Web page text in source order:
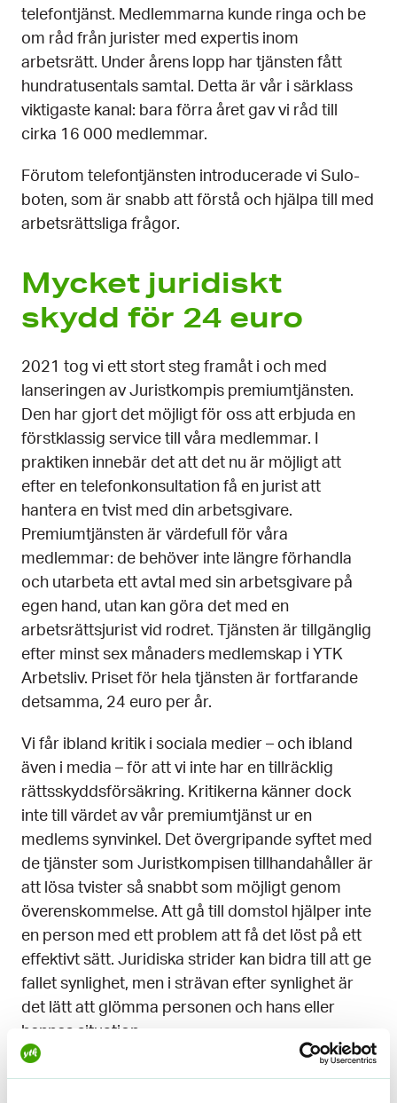
telefontjänst. Medlemmarna kunde ringa och be
om råd från jurister med expertis inom
arbetsrätt. Under årens lopp har tjänsten fått
hundratusentals samtal. Detta är vår i särklass
viktigaste kanal: bara förra året gav vi råd till
cirka 16 000 medlemmar.
Förutom telefontjänsten introducerade vi Sulo-
boten, som är snabb att förstå och hjälpa till med
arbetsrättsliga frågor.
Mycket juridiskt
skydd för 24 euro
2021 tog vi ett stort steg framåt i och med
lanseringen av Juristkompis premiumtjänsten.
Den har gjort det möjligt för oss att erbjuda en
förstklassig service till våra medlemmar. I
praktiken innebär det att det nu är möjligt att
efter en telefonkonsultation få en jurist att
hantera en tvist med din arbetsgivare.
Premiumtjänsten är värdefull för våra
medlemmar: de behöver inte längre förhandla
och utarbeta ett avtal med sin arbetsgivare på
egen hand, utan kan göra det med en
arbetsrättsjurist vid rodret. Tjänsten är tillgänglig
efter minst sex månaders medlemskap i YTK
Arbetsliv. Priset för hela tjänsten är fortfarande
detsamma, 24 euro per år.
Vi får ibland kritik i sociala medier – och ibland
även i media – för att vi inte har en tillräcklig
rättsskyddsförsäkring. Kritikerna känner dock
inte till värdet av vår premiumtjänst ur en
medlems synvinkel. Det övergripande syftet med
de tjänster som Juristkompisen tillhandahåller är
att lösa tvister så snabbt som möjligt genom
överenskommelse. Att gå till domstol hjälper inte
en person med ett problem att få det löst på ett
effektivt sätt. Juridiska strider kan bidra till att ge
fallet synlighet, men i strävan efter synlighet är
det lätt att glömma personen och hans eller
hennes situation.
Attavtala är det